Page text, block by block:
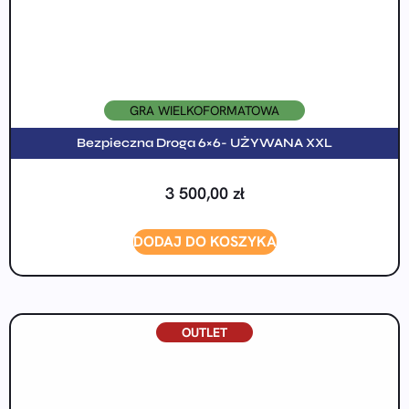
GRA WIELKOFORMATOWA
Bezpieczna Droga 6×6- UŻYWANA XXL
3 500,00 zł
DODAJ DO KOSZYKA
OUTLET